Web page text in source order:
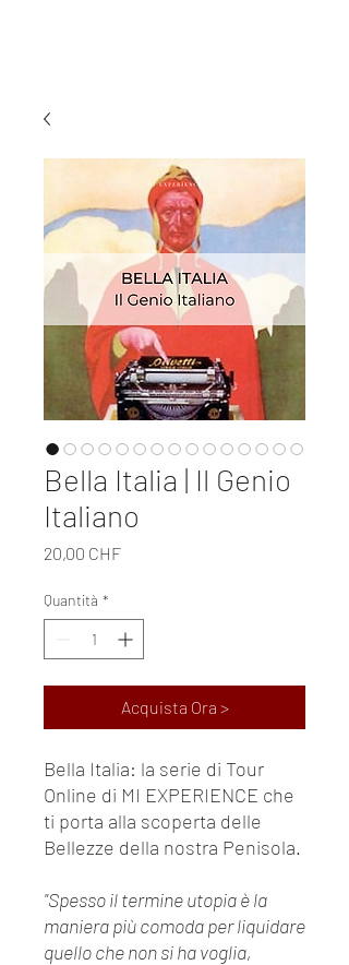
Bella Italia | Il Genio
Italiano
20,00 CHFPrezzo
Quantità *
Acquista Ora >
Bella Italia: la serie di Tour
Online di MI EXPERIENCE che
ti porta alla scoperta delle
Bellezze della nostra Penisola.
"Spesso il termine utopia è la
maniera più comoda per liquidare
quello che non si ha voglia,